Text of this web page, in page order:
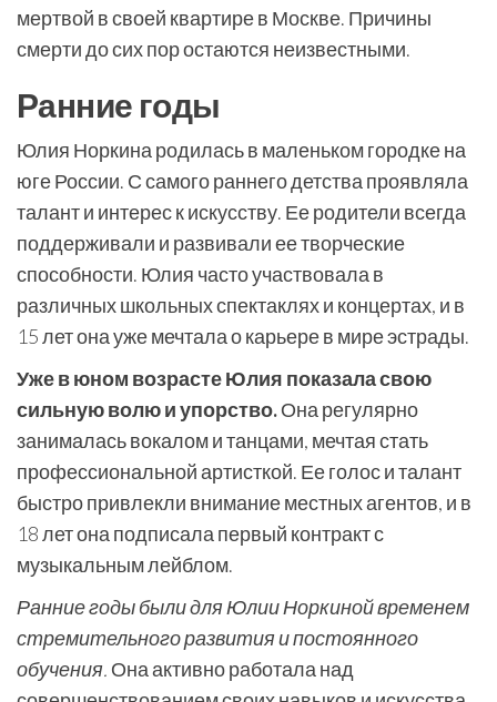
мертвой в своей квартире в Москве. Причины
смерти до сих пор остаются неизвестными.
Ранние годы
Юлия Норкина родилась в маленьком городке на
юге России. С самого раннего детства проявляла
талант и интерес к искусству. Ее родители всегда
поддерживали и развивали ее творческие
способности. Юлия часто участвовала в
различных школьных спектаклях и концертах, и в
15 лет она уже мечтала о карьере в мире эстрады.
Уже в юном возрасте Юлия показала свою
сильную волю и упорство.Она регулярно
занималась вокалом и танцами, мечтая стать
профессиональной артисткой. Ее голос и талант
быстро привлекли внимание местных агентов, и в
18 лет она подписала первый контракт с
музыкальным лейблом.
Ранние годы были для Юлии Норкиной временем
стремительного развития и постоянного
обучения. Она активно работала над